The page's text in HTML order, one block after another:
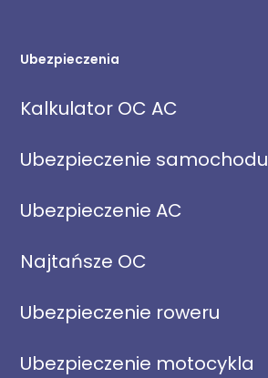
Ubezpieczenia
Kalkulator OC AC
Ubezpieczenie samochodu
Ubezpieczenie AC
Najtańsze OC
Ubezpieczenie roweru
Ubezpieczenie motocykla